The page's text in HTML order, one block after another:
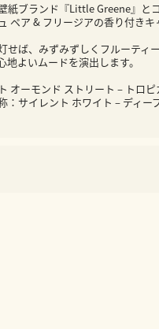
紙ブランド『Little Greene』と
ペア & フリージアの香り付き
せば、みずみずしくフルーティ
地よいムードを演出します。
オーモンド ストリート – トロピ
：サイレント ホワイト – ディー